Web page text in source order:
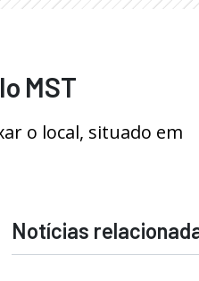
MST
o local, situado em
Notícias